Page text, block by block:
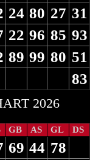
24 80 27 31
22 96 85 93
89 99 80 51
83
2026
GB AS GL DS
69 44 78